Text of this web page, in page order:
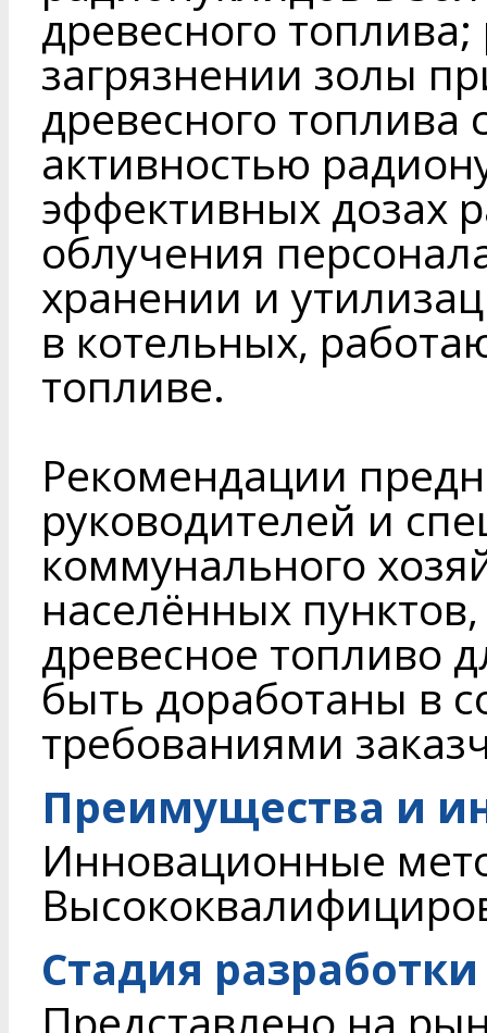
древесного
загрязнении золы
древесного
активностью
эффективных дозах
облучения
хранении и
в котельных,
топливе.
Рекомендации
руководителей и
коммунального
населённых
древесное топливо
быть доработаны в
требованиями
Преимущества и
Инновационные
Стадия разработки